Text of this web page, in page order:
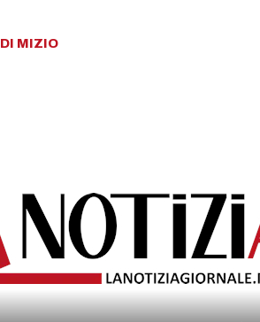
DI MIZIO